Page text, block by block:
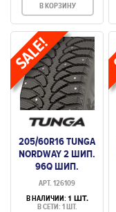
В КОРЗИНУ
205/60R16 TUNGA
NORDWAY 2 ШИП.
96Q ШИП.
АРТ. 126109
В НАЛИЧИИ: 1 ШТ.
В СЕТИ: 1 ШТ.